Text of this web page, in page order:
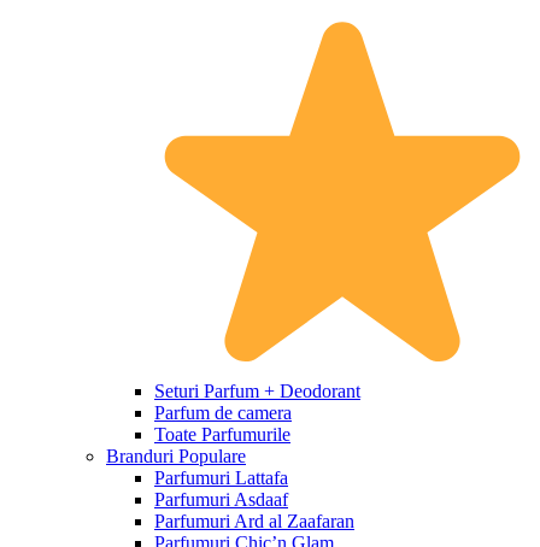
Seturi Parfum + Deodorant
Parfum de camera
Toate Parfumurile
Branduri Populare
Parfumuri Lattafa
Parfumuri Asdaaf
Parfumuri Ard al Zaafaran
Parfumuri Chic’n Glam